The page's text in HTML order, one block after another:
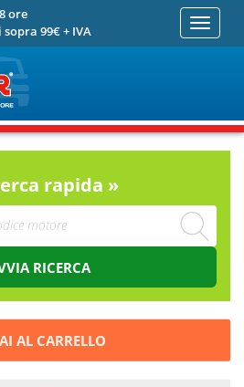
ore
99€ + IVA
Toggle
rapida »
RICERCA
AL CARRELLO